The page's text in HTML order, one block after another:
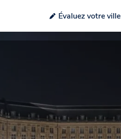
Évaluez votre ville